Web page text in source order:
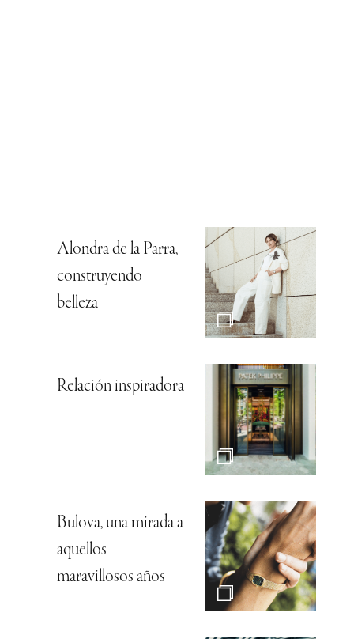
Alondra de la Parra,
construyendo
belleza
Relación inspiradora
Bulova, una mirada a
aquellos
maravillosos años